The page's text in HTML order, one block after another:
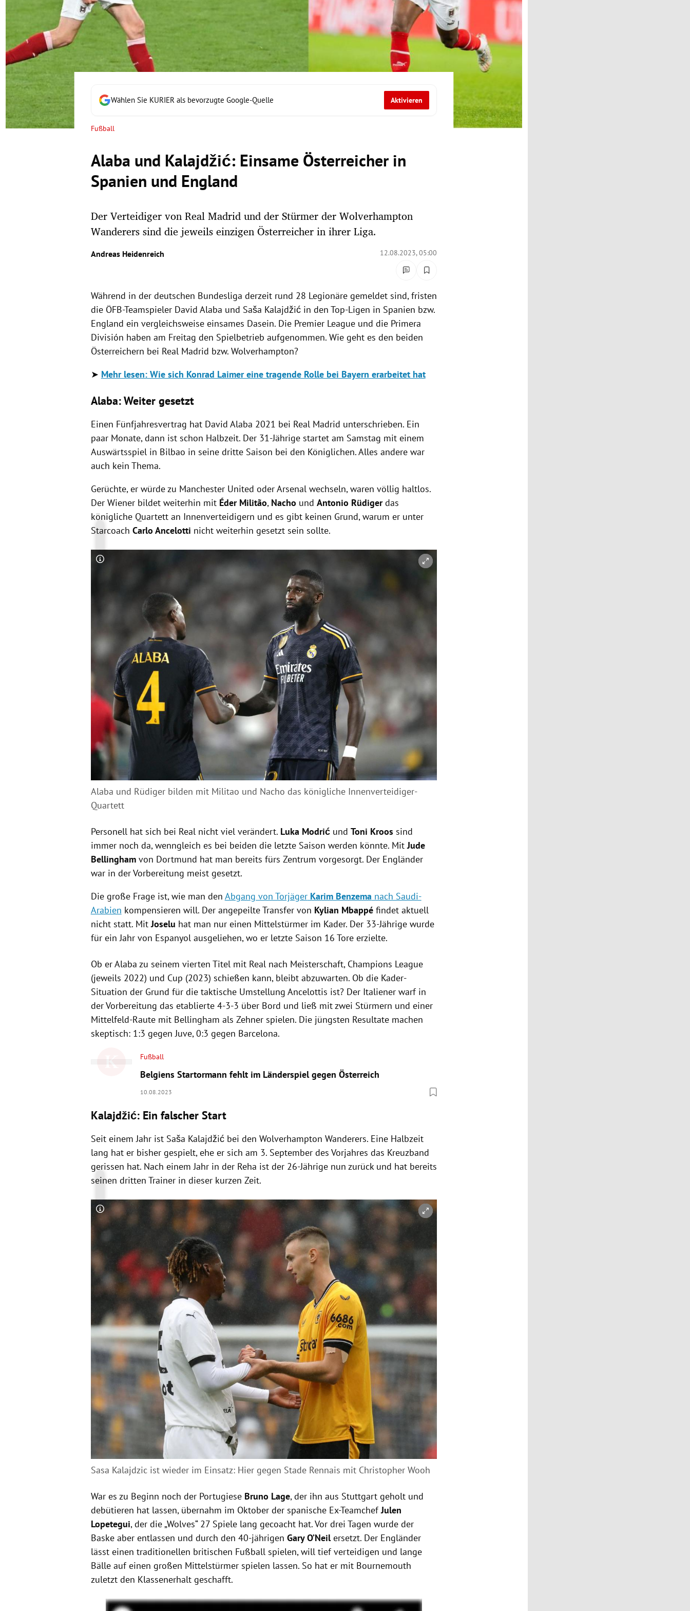
Untermenü
Untermenü
Untermenü
Untermenü
Wählen Sie KURIER als bevorzugte Google-Quelle Aktivieren
Fußball
Alaba und Kalajdžić: Einsame Österreicher in
Spanien und England
Der Verteidiger von Real Madrid und der Stürmer der Wolverhampton
Wanderers sind die jeweils einzigen Österreicher in ihrer Liga.
Andreas Heidenreich 12.08.2023, 05:00
Während in der deutschen Bundesliga derzeit rund 28 Legionäre gemeldet sind, fristen
die ÖFB-Teamspieler David Alaba und Saša Kalajdžić in den Top-Ligen in Spanien bzw.
England ein vergleichsweise einsames Dasein. Die Premier League und die Primera
División haben am Freitag den Spielbetrieb aufgenommen. Wie geht es den beiden
Österreichern bei Real Madrid bzw. Wolverhampton?
➤ Mehr lesen: Wie sich Konrad Laimer eine tragende Rolle bei Bayern erarbeitet hat
Alaba: Weiter gesetzt
Einen Fünfjahresvertrag hat David Alaba 2021 bei Real Madrid unterschrieben. Ein
paar Monate, dann ist schon Halbzeit. Der 31-Jährige startet am Samstag mit einem
Auswärtsspiel in Bilbao in seine dritte Saison bei den Königlichen. Alles andere war
auch kein Thema.
Gerüchte, er würde zu Manchester United oder Arsenal wechseln, waren völlig haltlos.
Der Wiener bildet weiterhin mit Éder Militão, Nacho und Antonio Rüdigerdas
königliche Quartett an Innenverteidigern und es gibt keinen Grund, warum er unter
Starcoach Carlo Ancelotti nicht weiterhin gesetzt sein sollte.
Copyright-Hinweis öffnen/schließen
Alaba und Rüdiger bilden mit Militao und Nacho das königliche Innenverteidiger-
Quartett
Personell hat sich bei Real nicht viel verändert. Luka Modrićund Toni Kroos sind
immer noch da, wenngleich es bei beiden die letzte Saison werden könnte. MitJude
Bellingham von Dortmund hat man bereits fürs Zentrum vorgesorgt. Der Engländer
war in der Vorbereitung meist gesetzt.
Die große Frage ist, wie man den Abgang von TorjägerKarim Benzema nach Saudi-
Arabien kompensieren will. Der angepeilte Transfer von Kylian Mbappé findet aktuell
nicht statt. MitJoselu hat man nur einen Mittelstürmer im Kader. Der 33-Jährige wurde
für ein Jahr von Espanyol ausgeliehen, wo er letzte Saison 16 Tore erzielte.
Ob er Alaba zu seinem vierten Titel mit Real nach Meisterschaft, Champions League
(jeweils 2022) und Cup (2023) schießen kann, bleibt abzuwarten. Ob die Kader-
Situation der Grund für die taktische Umstellung Ancelottis ist? Der Italiener warf in
der Vorbereitung das etablierte 4-3-3 über Bord und ließ mit zwei Stürmern und einer
Mittelfeld-Raute mit Bellingham als Zehner spielen. Die jüngsten Resultate machen
skeptisch: 1:3 gegen Juve, 0:3 gegen Barcelona.
Fußball
Belgiens Startormann fehlt im Länderspiel gegen Österreich
10.08.2023
Kalajdžić: Ein falscher Start
Seit einem Jahr ist Saša Kalajdžićbei den Wolverhampton Wanderers. Eine Halbzeit
lang hat er bisher gespielt, ehe er sich am 3. September des Vorjahres das Kreuzband
gerissen hat. Nach einem Jahr in der Reha ist der 26-Jährige nun zurück und hat bereits
seinen dritten Trainer in dieser kurzen Zeit.
Copyright-Hinweis öffnen/schließen
Sasa Kalajdzic ist wieder im Einsatz: Hier gegen Stade Rennais mit Christopher Wooh
War es zu Beginn noch der Portugiese Bruno Lage, der ihn aus Stuttgart geholt und
debütieren hat lassen, übernahm im Oktober der spanische Ex-TeamchefJulen
Lopetegui, der die „Wolves“ 27 Spiele lang gecoacht hat. Vor drei Tagen wurde der
Baske aber entlassen und durch den 40-jährigen Gary O’Neilersetzt. Der Engländer
lässt einen traditionellen britischen Fußball spielen, will tief verteidigen und lange
Bälle auf einen großen Mittelstürmer spielen lassen. So hat er mit Bournemouth
zuletzt den Klassenerhalt geschafft.